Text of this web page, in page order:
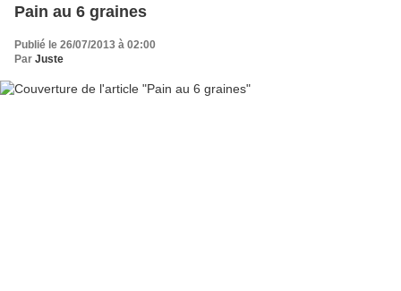
Pain au 6 graines
Publié le 26/07/2013 à 02:00
Par Juste